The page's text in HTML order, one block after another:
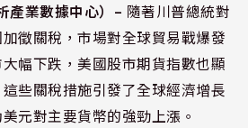
產業數據中心）– 隨著川普總統對
徵關稅，市場對全球貿易戰爆發
幅下跌，美國股市期貨指數也顯
些關稅措施引發了全球經濟增長
元對主要貨幣的強勁上漲。